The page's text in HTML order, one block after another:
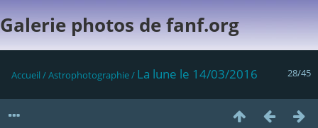
Galerie photos de fanf.org
28/45
Accueil /Astrophotographie/ La lune le 14/03/2016